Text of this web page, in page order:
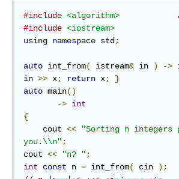
#include <algorithm>
#include <iostream>
using namespace std;
auto int_from( istream& in ) ->
in >> x; return x;
}
auto main()
-> int
{
    cout
<<
"Sorting n integers
you.\\n";
cout << "n? ";
int
const n = int_from( cin
);